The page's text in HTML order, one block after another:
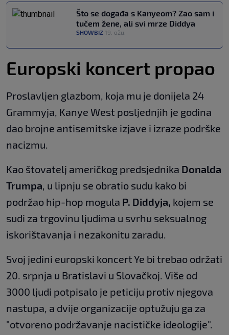
Što se događa s Kanyeom? Zao sam i
tučem žene, ali svi mrze Diddya
SHOWBIZ 19. ožu.
Europski koncert propao
Proslavljen glazbom, koja mu je donijela 24
Grammyja, Kanye West posljednjih je godina
dao brojne antisemitske izjave i izraze podrške
nacizmu.
Kao štovatelj američkog predsjednika Donalda
Trumpa , u lipnju se obratio sudu kako bi
podržao hip-hop mogula P. Diddyja, kojem se
sudi za trgovinu ljudima u svrhu seksualnog
iskorištavanja i nezakonitu zaradu.
Svoj jedini europski koncert Ye bi trebao održati
20. srpnja u Bratislavi u Slovačkoj. Više od
3000 ljudi potpisalo je peticiju protiv njegova
nastupa, a dvije organizacije optužuju ga za
"otvoreno podržavanje nacističke ideologije".